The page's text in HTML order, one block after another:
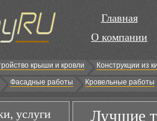
Главная
О компании
крыши и кровли
Конструкции из
Фасадные работы Кровельные работы
услуги Лучшие